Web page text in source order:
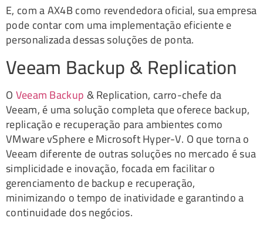
E, com a AX4B como revendedora oficial, sua empresa
pode contar com uma implementação eficiente e
personalizada dessas soluções de ponta.
Veeam Backup & Replication
OVeeam Backup& Replication, carro-chefe da
Veeam, é uma solução completa que oferece backup,
replicação e recuperação para ambientes como
VMware vSphere e Microsoft Hyper-V. O que torna o
Veeam diferente de outras soluções no mercado é sua
simplicidade e inovação, focada em facilitar o
gerenciamento de backup e recuperação,
minimizando o tempo de inatividade e garantindo a
continuidade dos negócios.